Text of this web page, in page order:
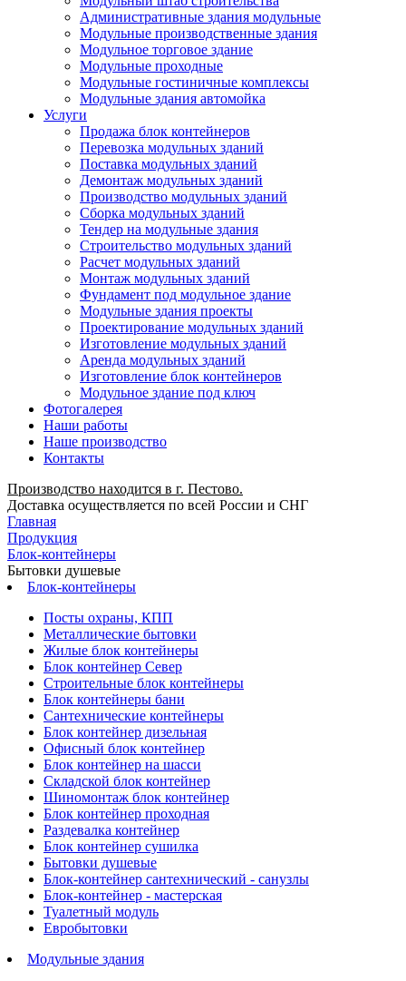
Административные здания модульные
Модульные производственные здания
Модульное торговое здание
Модульные проходные
Модульные гостиничные комплексы
Модульные здания автомойка
Услуги
Продажа блок контейнеров
Перевозка модульных зданий
Поставка модульных зданий
Демонтаж модульных зданий
Производство модульных зданий
Сборка модульных зданий
Тендер на модульные здания
Строительство модульных зданий
Расчет модульных зданий
Монтаж модульных зданий
Фундамент под модульное здание
Модульные здания проекты
Проектирование модульных зданий
Изготовление модульных зданий
Аренда модульных зданий
Изготовление блок контейнеров
Модульное здание под ключ
Фотогалерея
Наши работы
Наше производство
Контакты
Производство находится в г. Пестово.
Доставка осуществляется по всей России и СНГ
Главная
Продукция
Блок-контейнеры
Бытовки душевые
Блок-контейнеры
Посты охраны, КПП
Металлические бытовки
Жилые блок контейнеры
Блок контейнер Север
Строительные блок контейнеры
Блок контейнеры бани
Сантехнические контейнеры
Блок контейнер дизельная
Офисный блок контейнер
Блок контейнер на шасси
Складской блок контейнер
Шиномонтаж блок контейнер
Блок контейнер проходная
Раздевалка контейнер
Блок контейнер сушилка
Бытовки душевые
Блок-контейнер сантехнический - санузлы
Блок-контейнер - мастерская
Туалетный модуль
Евробытовки
Модульные здания